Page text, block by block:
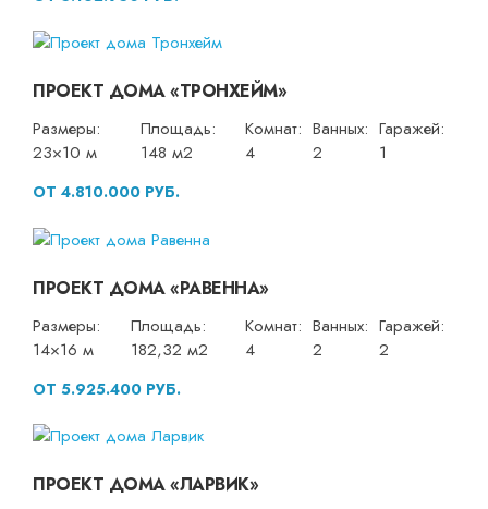
ПРОЕКТ ДОМА «ТРОНХЕЙМ»
Размеры:
23×10 м
Площадь:
148 м2
Комнат:
4
Ванных:
2
Гаражей:
1
ОТ 4.810.000 РУБ.
ПРОЕКТ ДОМА «РАВЕННА»
Размеры:
14×16 м
Площадь:
182,32 м2
Комнат:
4
Ванных:
2
Гаражей:
2
ОТ 5.925.400 РУБ.
ПРОЕКТ ДОМА «ЛАРВИК»